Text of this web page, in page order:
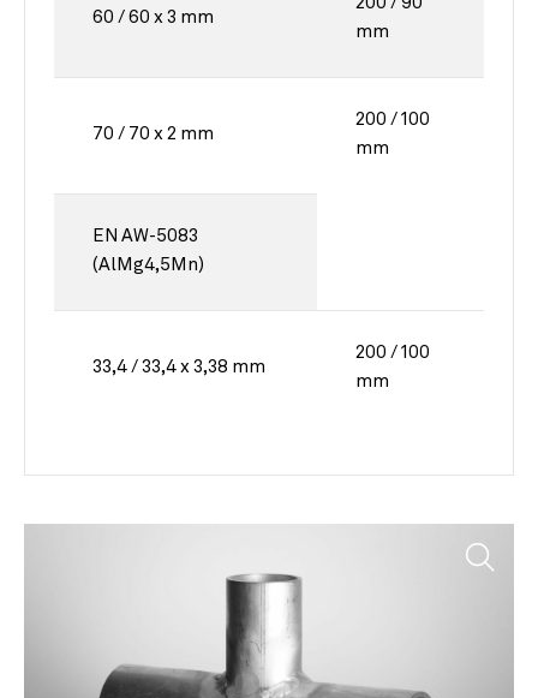
60 / 60 x 3 mm
200 / 90
mm
70 / 70 x 2 mm
200 / 100
mm
EN AW-5083
(AlMg4,5Mn)
33,4 / 33,4 x 3,38 mm
200 / 100
mm